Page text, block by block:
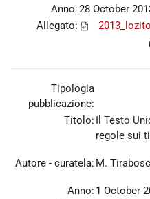
Anno:28 October
Allegato:
Tipologia
pubblicazione:
Titolo: Il Testo
regole sui
Autore - curatela: M.
Anno: 1 October